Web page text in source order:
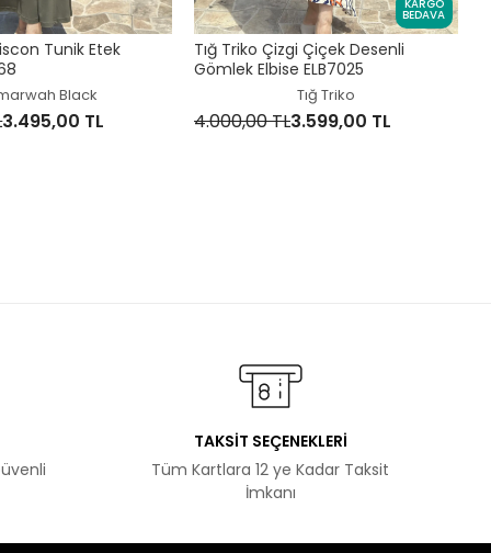
Tunik Etek
Black
3.495,00 TL
KARGO
BEDAVA
Tığ Triko Çizgi Çiçek Desenli
Gömlek Elbise ELB7025
Tığ Triko
4.000,00 TL3.599,00 TL
TAKSİT SEÇENEKLERİ
Tüm Kartlara 12 ye Kadar Taksit
İmkanı